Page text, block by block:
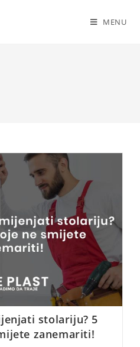
MENU
stolariju? 5
zanemariti!